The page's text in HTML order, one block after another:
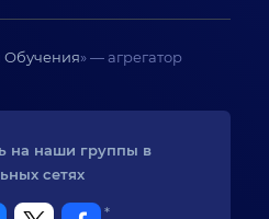
Обучения» — агрегатор
на наши группы в
сетях
*